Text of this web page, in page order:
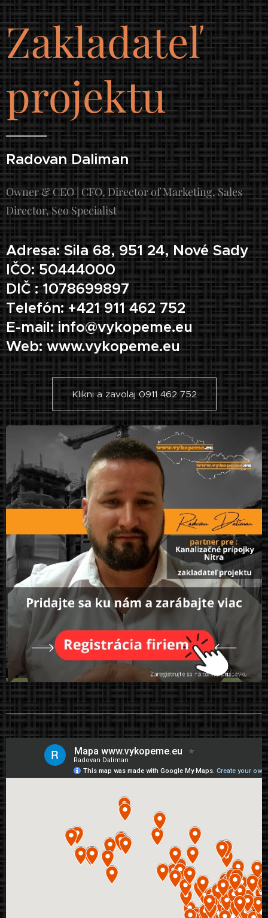
Zakladateľ
projektu
Radovan Daliman
Owner & CEO | CFO, Director of Marketing, Sales
Director, Seo Specialist
Adresa: Sila 68, 951 24, Nové Sady
IČO: 50444000
DIČ : 1078699897
Telefón: +421 911 462 752
E-mail: info@vykopeme.eu
Web: www.vykopeme.eu
Klikni a zavolaj 0911 462 752